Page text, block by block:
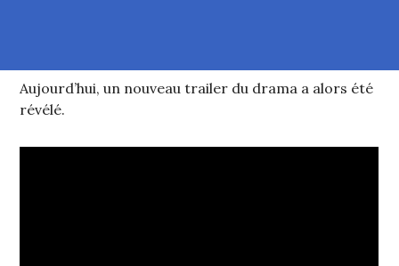
Aujourd’hui, un nouveau trailer du drama a alors été
révélé.